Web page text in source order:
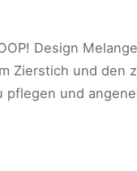
Design
Zierstich und den
und